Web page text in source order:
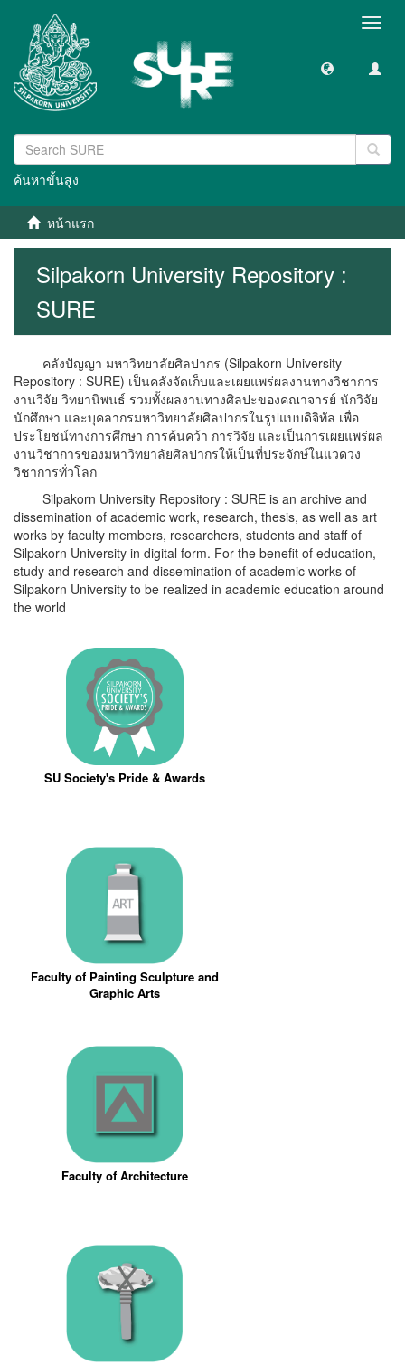
ค้นหาขั้นสูง
หน้าแรก
Silpakorn University Repository :
SURE
คลังปัญญา มหาวิทยาลัยศิลปากร (Silpakorn University
Repository : SURE) เป็นคลังจัดเก็บและเผยแพร่ผลงานทางวิชาการ
งานวิจัย วิทยานิพนธ์ รวมทั้งผลงานทางศิลปะของคณาจารย์ นักวิจัย
นักศึกษา และบุคลากรมหาวิทยาลัยศิลปากรในรูปแบบดิจิทัล เพื่อ
ประโยชน์ทางการศึกษา การค้นคว้า การวิจัย และเป็นการเผยแพร่ผล
งานวิชาการของมหาวิทยาลัยศิลปากรให้เป็นที่ประจักษ์ในแวดวง
วิชาการทั่วโลก
Silpakorn University Repository : SURE is an archive and
dissemination of academic work, research, thesis, as well as art
works by faculty members, researchers, students and staff of
Silpakorn University in digital form. For the benefit of education,
study and research and dissemination of academic works of
Silpakorn University to be realized in academic education around
the world
SU Society's Pride & Awards
Faculty of Painting Sculpture and
Graphic Arts
Faculty of Architecture